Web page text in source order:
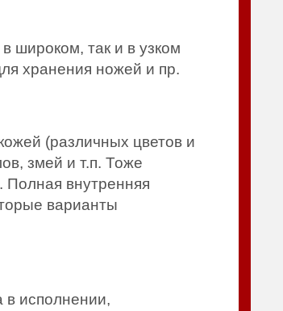
широком, так и в узком
хранения ножей и пр.
(различных цветов и
змей и т.п. Тоже
внутренняя
варианты
в исполнении,